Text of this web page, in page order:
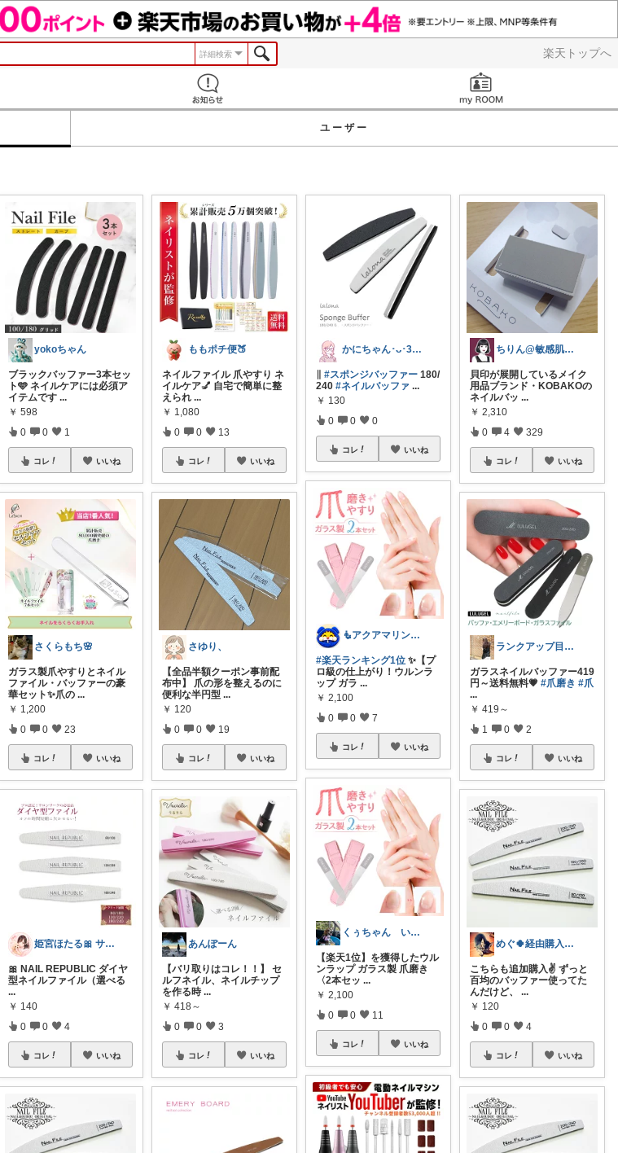
楽天トップへ
詳細検索
ユーザー
yokoちゃん
ブラックバッファー3本セッ
ト🩵 ネイルケアには必須ア
イテムです ...
￥ 598
0 0 1
コレ いいね
さくらもち🌸
ガラス製爪やすりとネイル
ファイル・バッファーの豪
華セット✨爪の ...
￥ 1,200
0 0 23
コレ いいね
姫宮ほたる🎀 サンリオ多め
🎀 NAIL REPUBLIC ダイヤ
型ネイルファイル（選べる
...
￥ 140
0 0 4
コレ いいね
ももポチ便🍑
ネイルファイル 爪やすり ネ
イルケア💅 自宅で簡単に整
えられ ...
￥ 1,080
0 0 13
コレ いいね
さゆり、
【全品半額クーポン事前配
布中】 爪の形を整えるのに
便利な半円型 ...
￥ 120
0 0 19
コレ いいね
あんぽーん
【バリ取りはコレ！！】 セ
ルフネイル、ネイルチップ
を作る時...
￥ 418～
0 0 3
コレ いいね
かにちゃん･ᴗ･30代ブロガー💎
∥#スポンジバッファー 180/
240#ネイルバッファ ...
￥ 130
0 0 0
コレ いいね
🧜アクアマリン⚡️暮らしに笑顔をプラス
#楽天ランキング1位 ✨【プ
ロ級の仕上がり！ウルンラ
ップ ガラ ...
￥ 2,100
0 0 7
コレ いいね
くぅちゃん いつもありがとうございます
【楽天1位】を獲得したウル
ンラップ ガラス製 爪磨き
〈2本セッ ...
￥ 2,100
0 0 11
コレ いいね
ちりん@敏感肌のブルベ冬
貝印が展開しているメイク
用品ブランド・KOBAKOの
ネイルバッ ...
￥ 2,310
0 4 329
コレ いいね
ランクアップ目指して今月頑張ります🔥
ガラスネイルバッファー419
円～送料無料💗#爪磨き #爪
...
￥ 419～
1 0 2
コレ いいね
めぐ🍀経由購入ありがとうございます❤️
こちらも追加購入✌️ ずっと
百均のバッファー使ってた
んだけど、
...
￥ 120
0 0 4
コレ いいね